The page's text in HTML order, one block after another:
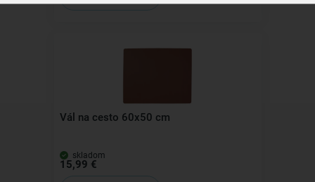
Vál na cesto 60x50 cm
skladom
15,99 €